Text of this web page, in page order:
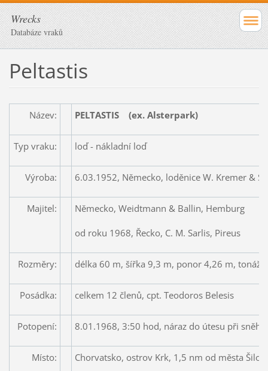
Wrecks
Databáze vraků
Peltastis
Název: PELTASTIS (ex. Alsterpark)
Typ vraku: loď - nákladní loď
Výroba: 6.03.1952, Německo, loděnice W. Kremer &
Majitel: Německo, Weidtmann & Ballin, Hemburg
od roku 1968, Řecko, C. M. Sarlis, Pireus
Rozměry: délka 60 m, šířka 9,3 m, ponor 4,26 m, tonáž
Posádka: celkem 12 členů, cpt. Teodoros Belesis
Potopení: 8.01.1968, 3:50 hod, náraz do útesu při
Místo: Chorvatsko, ostrov Krk, 1,5 nm od města Šilo